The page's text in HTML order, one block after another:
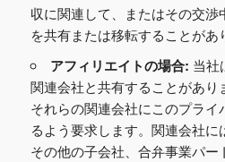
収に関連して、またはその交
を共有または移転することがあ
アフィリエイトの場合: 当社
関連会社と共有することがあり
それらの関連会社にこのプラ
るよう要求します。関連会社
その他の子会社、合弁事業パ